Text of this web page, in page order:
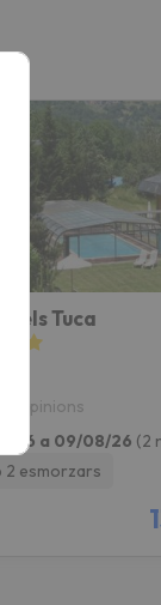
Tuca
516 opinions
26 a 09/08/26 (2
2 esmorzars